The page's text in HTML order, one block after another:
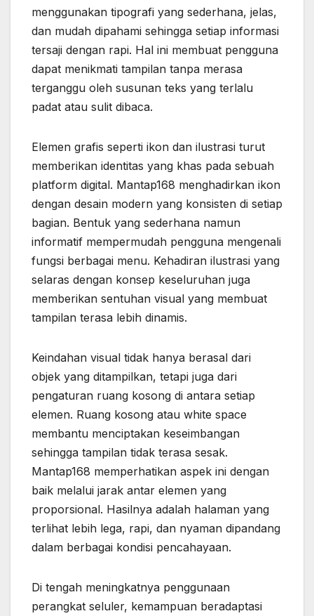
menggunakan tipografi yang sederhana, jelas,
dan mudah dipahami sehingga setiap informasi
tersaji dengan rapi. Hal ini membuat pengguna
dapat menikmati tampilan tanpa merasa
terganggu oleh susunan teks yang terlalu
padat atau sulit dibaca.
Elemen grafis seperti ikon dan ilustrasi turut
memberikan identitas yang khas pada sebuah
platform digital. Mantap168 menghadirkan ikon
dengan desain modern yang konsisten di setiap
bagian. Bentuk yang sederhana namun
informatif mempermudah pengguna mengenali
fungsi berbagai menu. Kehadiran ilustrasi yang
selaras dengan konsep keseluruhan juga
memberikan sentuhan visual yang membuat
tampilan terasa lebih dinamis.
Keindahan visual tidak hanya berasal dari
objek yang ditampilkan, tetapi juga dari
pengaturan ruang kosong di antara setiap
elemen. Ruang kosong atau white space
membantu menciptakan keseimbangan
sehingga tampilan tidak terasa sesak.
Mantap168 memperhatikan aspek ini dengan
baik melalui jarak antar elemen yang
proporsional. Hasilnya adalah halaman yang
terlihat lebih lega, rapi, dan nyaman dipandang
dalam berbagai kondisi pencahayaan.
Di tengah meningkatnya penggunaan
perangkat seluler, kemampuan beradaptasi